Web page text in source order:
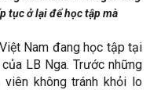
tục ở lại để học tập mà
Nam đang học tập tại
LB Nga. Trước những
viên không tránh khỏi lo